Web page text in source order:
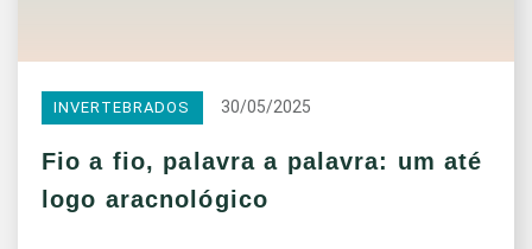
INVERTEBRADOS 30/05/2025
Fio a fio, palavra a palavra: um até
logo aracnológico